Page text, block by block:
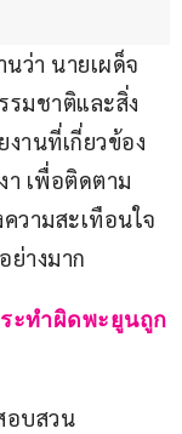
นว่า นายเผด็จ
รมชาติและสิ่ง
านที่เกี่ยวข้อง
า เพื่อติดตาม
วามสะเทือนใจ
ย่างมาก
ะทำผิดพะยูนถูก
อบสวน